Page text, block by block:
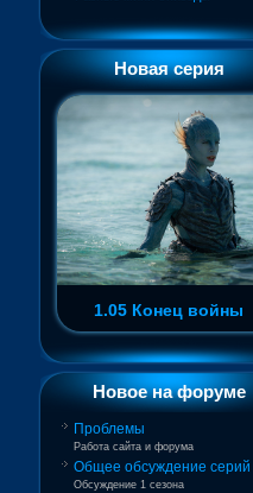
Новая серия
1.05 Конец войны
Новое на форуме
Проблемы
Работа сайта и форума
Общее обсуждение серий
Обсуждение 1 сезона